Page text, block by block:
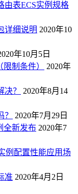
由表ECS实例规格
详细说明 2020年10
年10月5日
制条件）
2020年
？
2020年8月14
2020年7月29日
全新发布 2020年7
例配置性能应用场
准 2020年4月2日